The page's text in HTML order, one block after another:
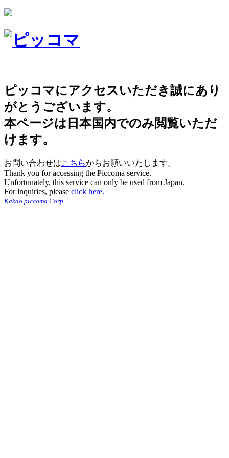
ピッコマにアクセスいただき誠にあり
がとうございます。
本ページは日本国内でのみ閲覧いただ
けます。
お問い合わせはこちらからお願いいたします。
Thank you for accessing the Piccoma service.
Unfortunately, this service can only be used from Japan.
For inquiries, please click here.
Kakao piccoma Corp.